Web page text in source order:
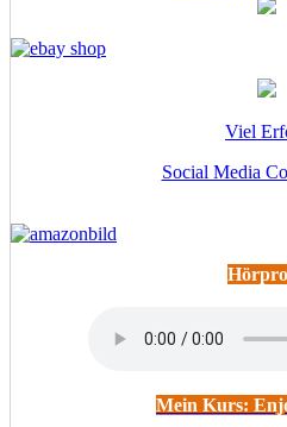
Viel
Social Media
Mein Kurs: